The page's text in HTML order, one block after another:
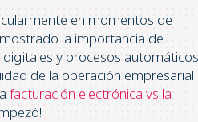
en momentos de
la importancia de
y procesos automáticos
de la operación empresarial
facturación electrónica vs la